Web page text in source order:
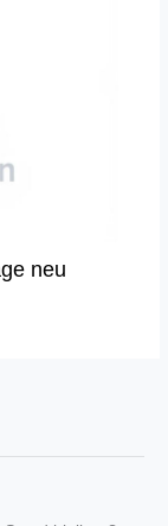
neu